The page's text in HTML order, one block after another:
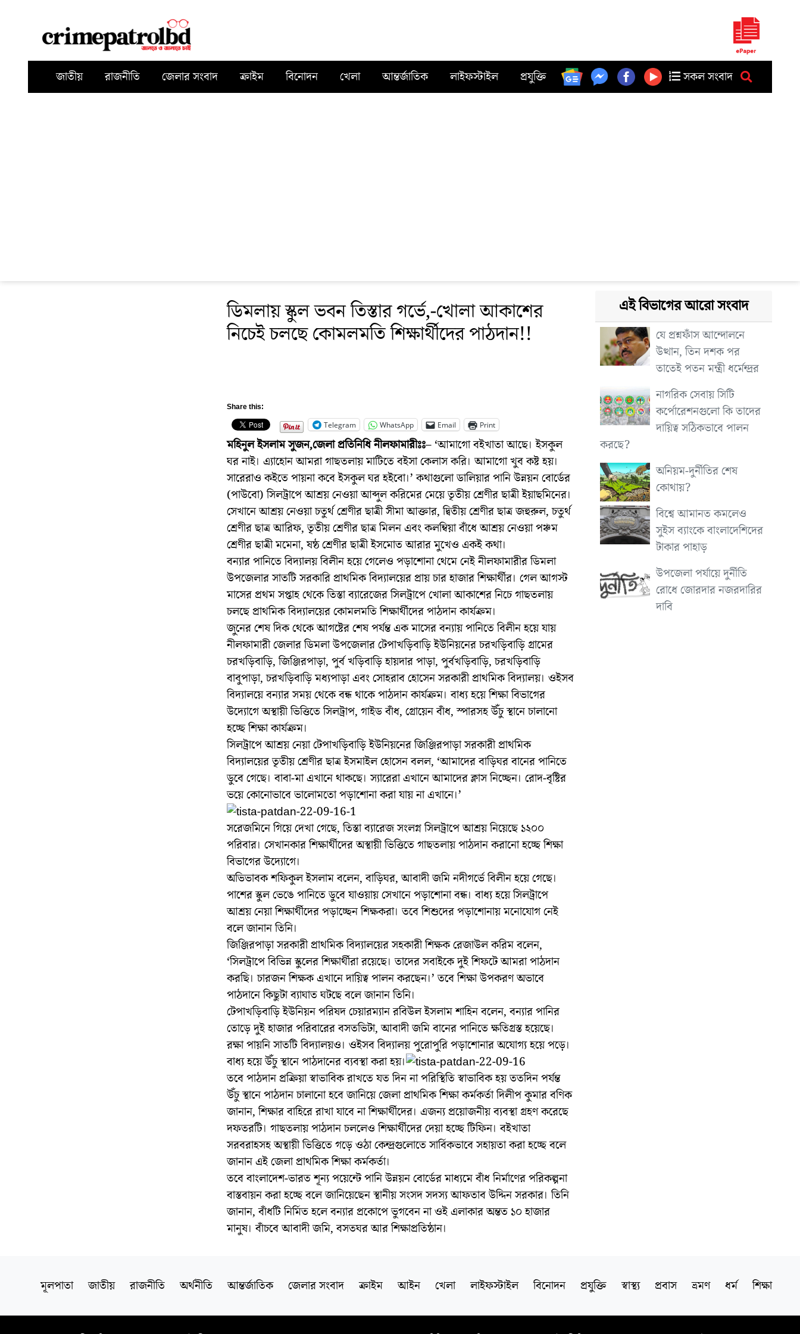
জাতীয় রাজনীতি জেলার সংবাদ ক্রাইম বিনোদন খেলা আন্তর্জাতিক লাইফস্টাইল প্রযুক্তি সকল সংবাদ
ডিমলায় স্কুল ভবন তিস্তার গর্ভে,-খোলা আকাশের
নিচেই চলছে কোমলমতি শিক্ষার্থীদের পাঠদান!!
Share this:
Telegram
WhatsApp Email Print
মহিনুল ইসলাম সুজন,জেলা প্রতিনিধি নীলফামারীঃঃ– ‘আমাগো বইখাতা আছে। ইসকুল
ঘর নাই। এ্যাহোন আমরা গাছতলায় মাটিতে বইসা কেলাস করি। আমাগো খুব কষ্ট হয়।
সারেরাও কইতে পায়না কবে ইসকুল ঘর হইবো।’ কথাগুলো ডালিয়ার পানি উন্নয়ন বোর্ডের
(পাউবো) সিলট্রাপে আশ্রয় নেওয়া আব্দুল করিমের মেয়ে তৃতীয় শ্রেণীর ছাত্রী ইয়াছমিনের।
সেখানে আশ্রয় নেওয়া চতুর্থ শ্রেণীর ছাত্রী সীমা আক্তার, দ্বিতীয় শ্রেণীর ছাত্র জহুরুল, চতুর্থ
শ্রেণীর ছাত্র আরিফ, তৃতীয় শ্রেণীর ছাত্র মিলন এবং কলম্বিয়া বাঁধে আশ্রয় নেওয়া পঞ্চম
শ্রেণীর ছাত্রী মমেনা, ষষ্ঠ শ্রেণীর ছাত্রী ইসমোত আরার মুখেও একই কথা।
বন্যার পানিতে বিদ্যালয় বিলীন হয়ে গেলেও পড়াশোনা থেমে নেই নীলফামারীর ডিমলা
উপজেলার সাতটি সরকারি প্রাথমিক বিদ্যালয়ের প্রায় চার হাজার শিক্ষার্থীর। গেল আগস্ট
মাসের প্রথম সপ্তাহ থেকে তিস্তা ব্যারেজের সিলট্রাপে খোলা আকাশের নিচে গাছতলায়
চলছে প্রাথমিক বিদ্যালয়ের কোমলমতি শিক্ষার্থীদের পাঠদান কার্যক্রম।
জুনের শেষ দিক থেকে আগষ্টের শেষ পর্যন্ত এক মাসের বন্যায় পানিতে বিলীন হয়ে যায়
নীলফামারী জেলার ডিমলা উপজেলার টেপাখড়িবাড়ি ইউনিয়নের চরখড়িবাড়ি গ্রামের
চরখড়িবাড়ি, জিঞ্জিরপাড়া, পুর্ব খড়িবাড়ি হায়দার পাড়া, পুর্বখড়িবাড়ি, চরখড়িবাড়ি
বাবুপাড়া, চরখড়িবাড়ি মধ্যপাড়া এবং সোহরাব হোসেন সরকারী প্রাথমিক বিদ্যালয়। ওইসব
বিদ্যালয়ে বন্যার সময় থেকে বন্ধ থাকে পাঠদান কার্যক্রম। বাধ্য হয়ে শিক্ষা বিভাগের
উদ্যোগে অস্থায়ী ভিত্তিতে সিলট্রাপ, গাইড বাঁধ, গ্রোয়েন বাঁধ, স্পারসহ উঁচু স্থানে চালানো
হচ্ছে শিক্ষা কার্যক্রম।
সিলট্রাপে আশ্রয় নেয়া টেপাখড়িবাড়ি ইউনিয়নের জিঞ্জিরপাড়া সরকারী প্রাথমিক
বিদ্যালয়ের তৃতীয় শ্রেণীর ছাত্র ইসমাইল হোসেন বলল, ‘আমাদের বাড়িঘর বানের পানিতে
ডুবে গেছে। বাবা-মা এখানে থাকছে। স্যারেরা এখানে আমাদের ক্লাস নিচ্ছেন। রোদ-বৃষ্টির
ভয়ে কোনোভাবে ভালোমতো পড়াশোনা করা যায় না এখানে।’
সরেজমিনে গিয়ে দেখা গেছে, তিস্তা ব্যারেজ সংলগ্ন সিলট্রাপে আশ্রয় নিয়েছে ১২০০
পরিবার। সেখানকার শিক্ষার্থীদের অস্থায়ী ভিত্তিতে গাছতলায় পাঠদান করানো হচ্ছে শিক্ষা
বিভাগের উদ্যোগে।
অভিভাবক শফিকুল ইসলাম বলেন, বাড়িঘর, আবাদী জমি নদীগর্ভে বিলীন হয়ে গেছে।
পাশের স্কুল ভেঙে পানিতে ডুবে যাওয়ায় সেখানে পড়াশোনা বন্ধ। বাধ্য হয়ে সিলট্রাপে
আশ্রয় নেয়া শিক্ষার্থীদের পড়াচ্ছেন শিক্ষকরা। তবে শিশুদের পড়াশোনায় মনোযোগ নেই
বলে জানান তিনি।
জিঞ্জিরপাড়া সরকারী প্রাথমিক বিদ্যালয়ের সহকারী শিক্ষক রেজাউল করিম বলেন,
‘সিলট্রাপে বিভিন্ন স্কুলের শিক্ষার্থীরা রয়েছে। তাদের সবাইকে দুই শিফটে আমরা পাঠদান
করছি। চারজন শিক্ষক এখানে দায়িত্ব পালন করছেন।’ তবে শিক্ষা উপকরণ অভাবে
পাঠদানে কিছুটা ব্যাঘাত ঘটছে বলে জানান তিনি।
টেপাখড়িবাড়ি ইউনিয়ন পরিষদ চেয়ারম্যান রবিউল ইসলাম শাহিন বলেন, বন্যার পানির
তোড়ে দুই হাজার পরিবারের বসতভিটা, আবাদী জমি বানের পানিতে ক্ষতিগ্রস্ত হয়েছে।
রক্ষা পায়নি সাতটি বিদ্যালয়ও। ওইসব বিদ্যালয় পুরোপুরি পড়াশোনার অযোগ্য হয়ে পড়ে।
বাধ্য হয়ে উঁচু স্থানে পাঠদানের ব্যবস্থা করা হয়।
তবে পাঠদান প্রক্রিয়া স্বাভাবিক রাখতে যত দিন না পরিস্থিতি স্বাভাবিক হয় ততদিন পর্যন্ত
উঁচু স্থানে পাঠদান চালানো হবে জানিয়ে জেলা প্রাথমিক শিক্ষা কর্মকর্তা দিলীপ কুমার বণিক
জানান, শিক্ষার বাহিরে রাখা যাবে না শিক্ষার্থীদের। এজন্য প্রয়োজনীয় ব্যবস্থা গ্রহণ করেছে
দফতরটি। গাছতলায় পাঠদান চললেও শিক্ষার্থীদের দেয়া হচ্ছে টিফিন। বইখাতা
সরবরাহসহ অস্থায়ী ভিত্তিতে গড়ে ওঠা কেন্দ্রগুলোতে সার্বিকভাবে সহায়তা করা হচ্ছে বলে
জানান এই জেলা প্রাথমিক শিক্ষা কর্মকর্তা।
তবে বাংলাদেশ-ভারত শূন্য পয়েন্টে পানি উন্নয়ন বোর্ডের মাধ্যমে বাঁধ নির্মাণের পরিকল্পনা
বাস্তবায়ন করা হচ্ছে বলে জানিয়েছেন স্থানীয় সংসদ সদস্য আফতাব উদ্দিন সরকার। তিনি
জানান, বাঁধটি নির্মিত হলে বন্যার প্রকোপে ভুগবেন না ওই এলাকার অন্তত ১০ হাজার
মানুষ। বাঁচবে আবাদী জমি, বসতঘর আর শিক্ষাপ্রতিষ্ঠান।
এই বিভাগের আরো সংবাদ
যে প্রশ্নফাঁস আন্দোলনে
উত্থান, তিন দশক পর
তাতেই পতন মন্ত্রী ধর্মেন্দ্রর
নাগরিক সেবায় সিটি
কর্পোরেশনগুলো কি তাদের
দায়িত্ব সঠিকভাবে পালন
করছে?
অনিয়ম-দুর্নীতির শেষ
কোথায়?
বিশ্বে আমানত কমলেও
সুইস ব্যাংকে বাংলাদেশিদের
টাকার পাহাড়
উপজেলা পর্যায়ে দুর্নীতি
রোধে জোরদার নজরদারির
দাবি
মূলপাতা জাতীয় রাজনীতি অর্থনীতি আন্তর্জাতিক জেলার সংবাদ ক্রাইম আইন খেলা লাইফস্টাইল বিনোদন প্রযুক্তি স্বাস্থ্য প্রবাস ভ্রমণ ধর্ম শিক্ষা